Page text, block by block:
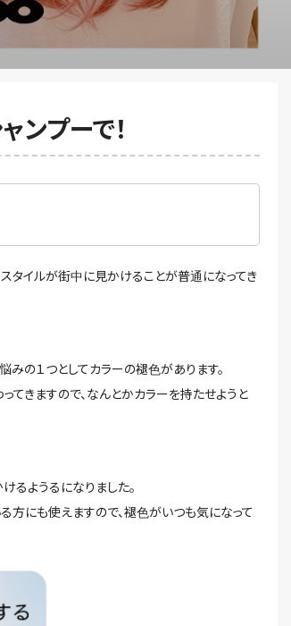
ンプーで！
スタイルが街中に見かけることが普通になってき
の１つとしてカラーの褪色があります。
てきますので、なんとかカラーを持たせようと
るようるになりました。
方にも使えますので、褪色がいつも気になって